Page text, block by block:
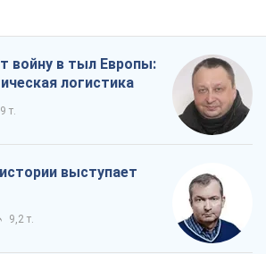
войну в тыл Европы:
логистика
т.
выступает
9,2 т.